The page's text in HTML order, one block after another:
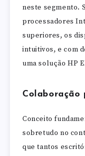
neste segmento.
processadores
superiores, os
intuitivos, e com
uma solução HP
Colaboração
Conceito
sobretudo no
que tantos